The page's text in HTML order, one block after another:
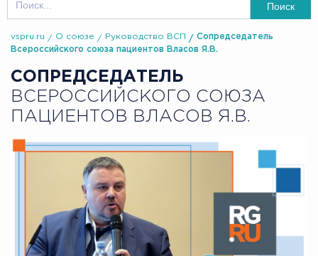
Поиск
vspru.ru О союзе Руководство ВСП
Сопредседатель
Всероссийского союза пациентов Власов Я.В.
СОПРЕДСЕДАТЕЛЬ
ВСЕРОССИЙСКОГО СОЮЗА
ПАЦИЕНТОВ ВЛАСОВ Я.В.